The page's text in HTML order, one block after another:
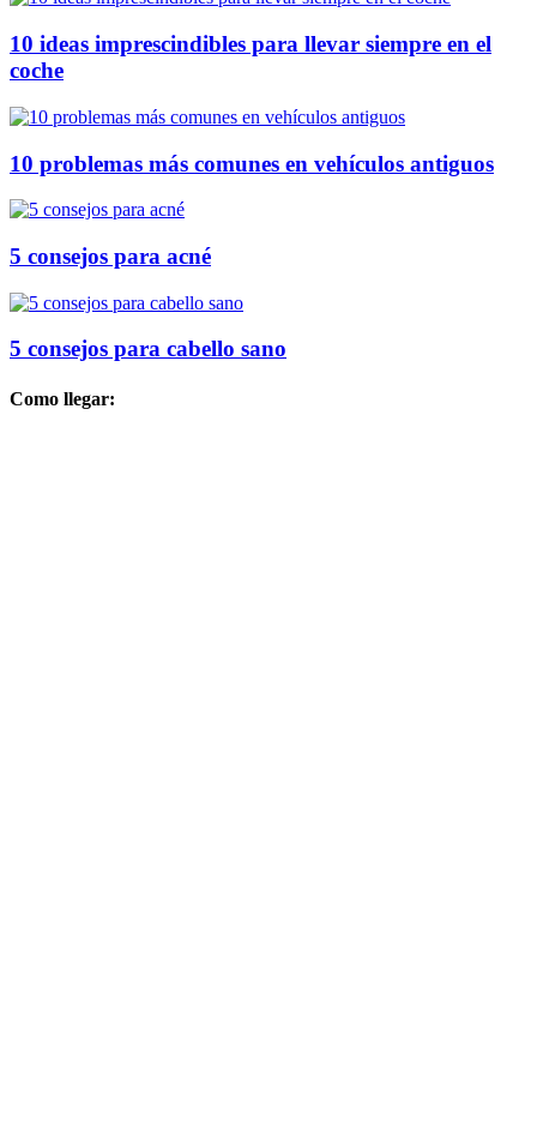
10 ideas imprescindibles para llevar siempre en el
coche
10 problemas más comunes en vehículos antiguos
5 consejos para acné
5 consejos para cabello sano
Como llegar: